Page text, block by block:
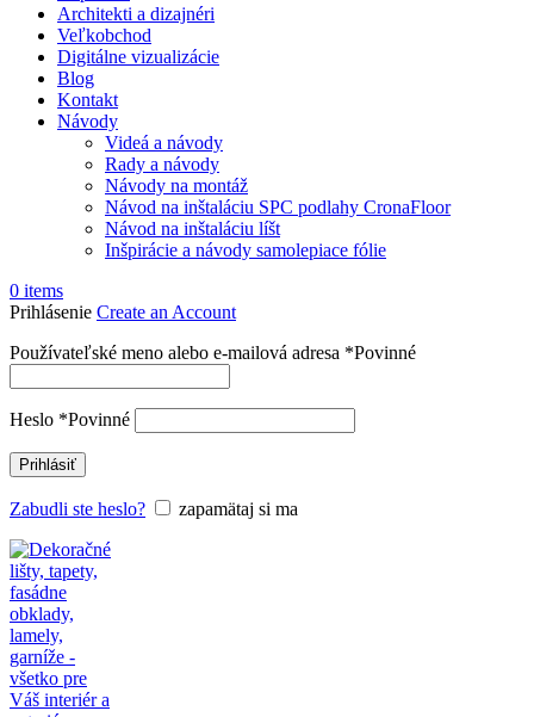
Architekti a dizajnéri
Veľkobchod
Digitálne vizualizácie
Blog
Kontakt
Návody
Videá a návody
Rady a návody
Návody na montáž
Návod na inštaláciu SPC podlahy CronaFloor
Návod na inštaláciu líšt
Inšpirácie a návody samolepiace fólie
0 items
Prihlásenie Create an Account
Používateľské meno alebo e-mailová adresa *Povinné
Heslo *Povinné
Prihlásiť
Zabudli ste heslo? zapamätaj si ma